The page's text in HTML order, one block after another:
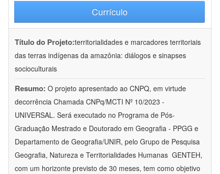
Currículo
Título do Projeto:territorialidades e marcadores territoriais
das terras indígenas da amazônia: diálogos e sinapses
socioculturais
Resumo: O projeto apresentado ao CNPQ, em virtude
decorrência Chamada CNPq/MCTI Nº 10/2023 -
UNIVERSAL. Será executado no Programa de Pós-
Graduação Mestrado e Doutorado em Geografia - PPGG e
Departamento de Geografia/UNIR, pelo Grupo de Pesquisa
Geografia, Natureza e Territorialidades Humanas  GENTEH,
com um horizonte previsto de 30 meses, tem como objetivo